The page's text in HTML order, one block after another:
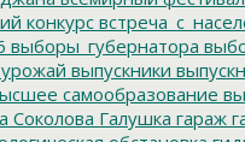
конкурс
выборы_губернатора
выпускники
самообразование
Соколова Галушка гараж